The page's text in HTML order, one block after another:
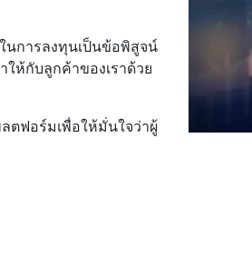
นการลงทุนเป็นข้อพิสูจน์
ห้กับลูกค้าของเราด้วย
ตฟอร์มเพื่อให้มั่นใจว่าผู้